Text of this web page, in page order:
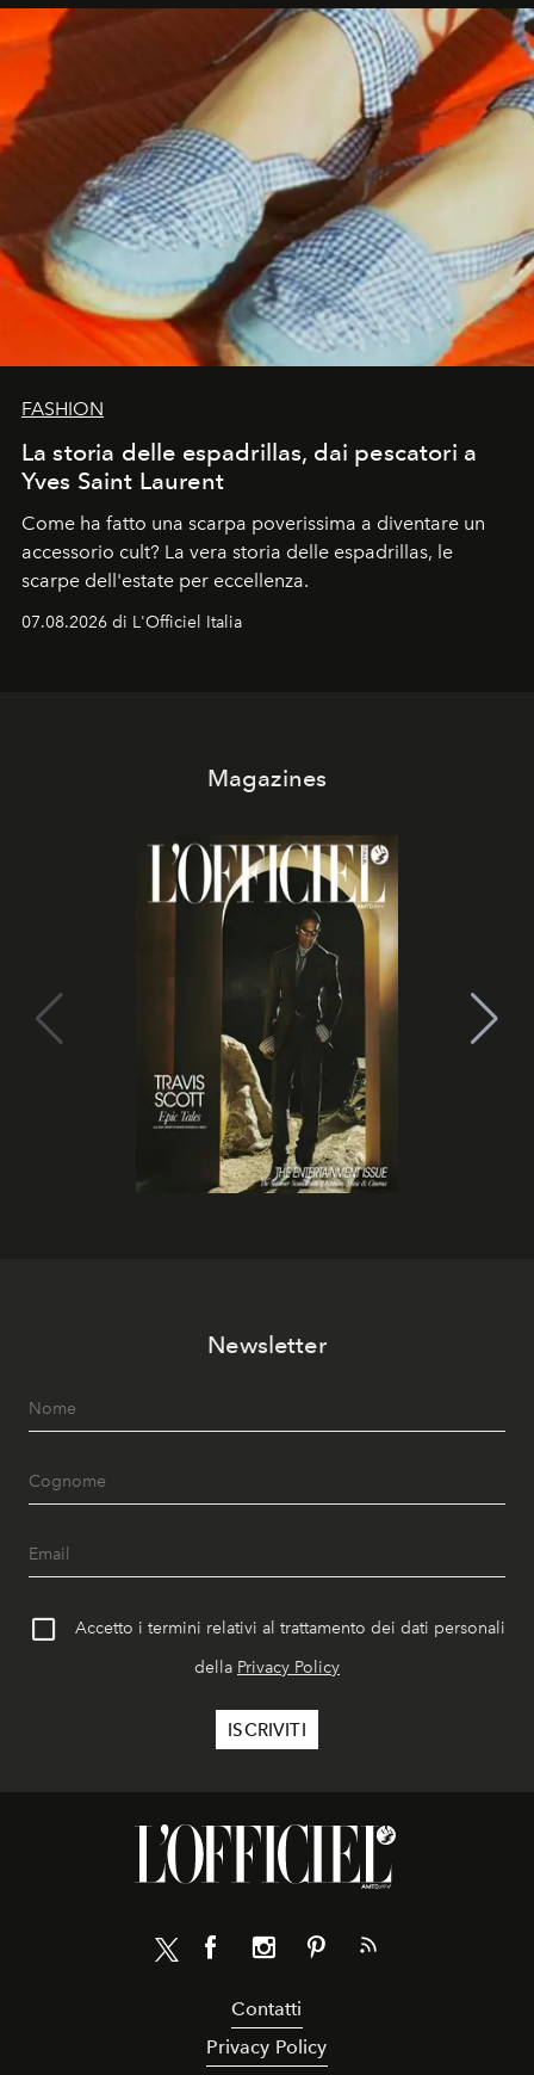
FASHION
La storia delle espadrillas, dai pescatori a
Yves Saint Laurent
Come ha fatto una scarpa poverissima a diventare un
accessorio cult? La vera storia delle espadrillas, le
scarpe dell'estate per eccellenza.
07.08.2026 di L'Officiel Italia
Magazines
Newsletter
Accetto i termini relativi al trattamento dei dati personali
della Privacy Policy
Contatti
Privacy Policy